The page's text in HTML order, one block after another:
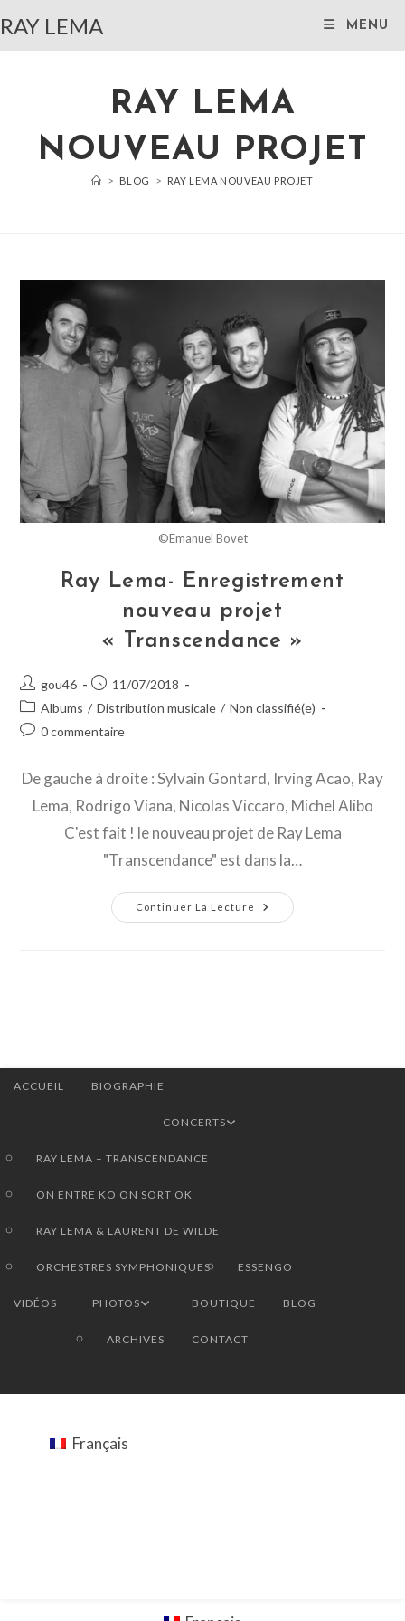
to
content
RAY LEMA MENU
RAY LEMA
NOUVEAU PROJET
> BLOG > RAY LEMA NOUVEAU PROJET
©Emanuel Bovet
Ray Lema- Enregistrement
nouveau projet
« Transcendance »
Post
author:
gou46
Post
published:
11/07/2018
Post
category:
Albums / Distribution musicale / Non classifié(e)
Post0 commentaire
De gauche à droite : Sylvain Gontard, Irving Acao, Ray
Lema, Rodrigo Viana, Nicolas Viccaro, Michel Alibo
C'est fait ! le nouveau projet de Ray Lema
"Transcendance" est dans la…
Continuer La Lecture
Ray
Lema-
ACCUEIL BIOGRAPHIE
CONCERTS
RAY LEMA – TRANSCENDANCE
ON ENTRE KO ON SORT OK
RAY LEMA & LAURENT DE WILDE
ORCHESTRES SYMPHONIQUES ESSENGO
VIDÉOS PHOTOS
ARCHIVES
BOUTIQUE BLOG
CONTACT
Français